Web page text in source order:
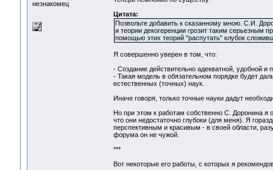
незнакомец
Цитата:
Позвольте добавить к сказанному мною. С.И.
и теории декогеренции грозит таким серьезным
помощью этих теорий "распутать" клубок
Я совершенно уверен в том, что:
- Создание действительно адекватной, удобной и
- Такая модель в обязательном порядке будет
естественных (точных) наук.
Иначе говоря, только точные науки дадут
Но при этом к работам собственно С. Доронина
что они недостаточно глубоки (для меня). Я
перспективным и красивым - в своей области,
форума он не чужой.
***
Вот некоторые его работы, с которых я